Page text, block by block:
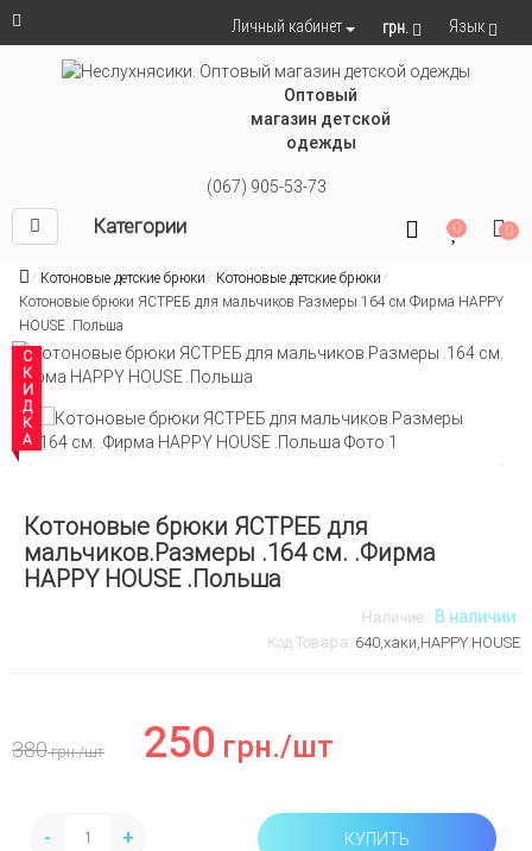
Личный кабинет грн. Язык
Оптовый
магазин детской
одежды
(067) 905-53-73
Категории 0 0
Котоновые детские брюки
Котоновые детские брюки
Котоновые брюки ЯСТРЕБ для мальчиков.Размеры 164 см.Фирма HAPPY
HOUSE .Польша
СКИДКА
Котоновые брюки ЯСТРЕБ для
мальчиков.Размеры .164 см. .Фирма
HAPPY HOUSE .Польша
Наличие: В наличии
Код Товара: 640,хаки,HAPPY HOUSE
380грн./шт 250 грн./шт
- + КУПИТЬ